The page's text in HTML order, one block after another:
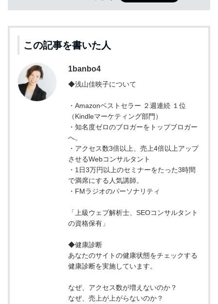
この記事を書いた人
1banbo4
◆浅山佳映子について
・Amazonベストセラー ２週連続 １位
（Kindleマーケティング部門）
・知名度ゼロのブロガーをトップブロガー
へ。
・アクセス数3倍以上、売上4倍以上アップ
させるWebコンサルタント
・1日3万円以上のセミナーをたった3時間
で満席にする人気講師。
・FMラジオのパーソナリティ
「上級ウェブ解析士、SEOコンサルタント
の資格保有」
◆健康診断
あなたのサイトの健康状態をチェックする
健康診断を実施しています。
なぜ、アクセス数が増えないのか？
なぜ、売上が上がらないのか？